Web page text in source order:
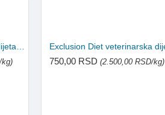
Exclusion Diet veterinarska dijeta za mačke Intestinal - Svinjetina i pirinač 1.5kg
kg) 750,00 RSD(2.500,00 RSD/kg)